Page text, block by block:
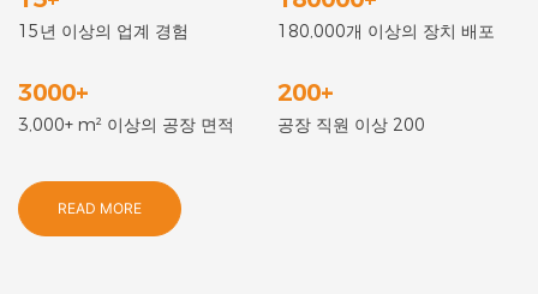
15년 이상의 업계 경험 180,000개 이상의 장치 배포
3000+
3,000+ m² 이상의 공장 면적
200+
공장 직원 이상 200
READ MORE